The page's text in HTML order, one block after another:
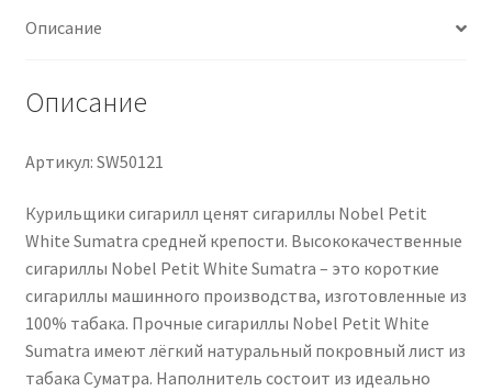
Описание
Описание
Артикул: SW50121
Курильщики сигарилл ценят сигариллы Nobel Petit
White Sumatra средней крепости. Высококачественные
сигариллы Nobel Petit White Sumatra – это короткие
сигариллы машинного производства, изготовленные из
100% табака. Прочные сигариллы Nobel Petit White
Sumatra имеют лёгкий натуральный покровный лист из
табака Суматра. Наполнитель состоит из идеально